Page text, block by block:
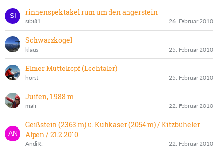
rinnenspektakel rum um den angerstein
sibi81 26. Februar 2010
Schwarzkogel
klaus 25. Februar 2010
Elmer Muttekopf (Lechtaler)
horst 25. Februar 2010
Juifen, 1.988 m
mali 22. Februar 2010
Geißstein (2363 m) u. Kuhkaser (2054 m) / Kitzbüheler
Alpen / 21.2.2010
AndiR. 22. Februar 2010